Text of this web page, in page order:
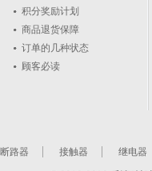
积分奖励计划
商品退货保障
订单的几种状态
顾客必读
断路器 接触器 继电器